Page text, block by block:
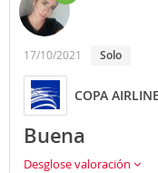
17/10/2021 Solo
COPA
Buena
Desglose valoración